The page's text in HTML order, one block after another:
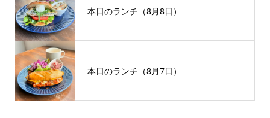
本日のランチ（8月8日）
本日のランチ（8月7日）